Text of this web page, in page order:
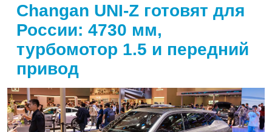
Changan UNI-Z готовят для
России: 4730 мм,
турбомотор 1.5 и передний
привод